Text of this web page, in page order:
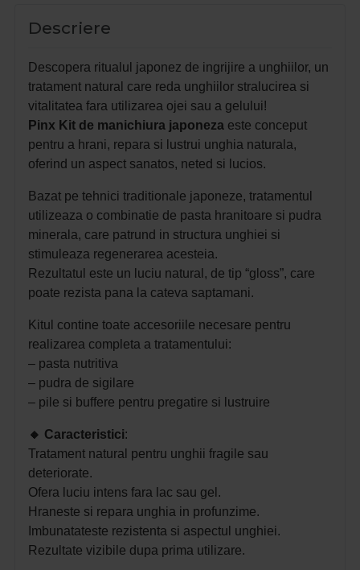
Descriere
Descopera ritualul japonez de ingrijire a unghiilor, un
tratament natural care reda unghiilor stralucirea si
vitalitatea fara utilizarea ojei sau a gelului!
Pinx Kit de manichiura japoneza este conceput
pentru a hrani, repara si lustrui unghia naturala,
oferind un aspect sanatos, neted si lucios.
Bazat pe tehnici traditionale japoneze, tratamentul
utilizeaza o combinatie de pasta hranitoare si pudra
minerala, care patrund in structura unghiei si
stimuleaza regenerarea acesteia.
Rezultatul este un luciu natural, de tip “gloss”, care
poate rezista pana la cateva saptamani.
Kitul contine toate accesoriile necesare pentru
realizarea completa a tratamentului:
– pasta nutritiva
– pudra de sigilare
– pile si buffere pentru pregatire si lustruire
🔸 Caracteristici:
Tratament natural pentru unghii fragile sau
deteriorate.
Ofera luciu intens fara lac sau gel.
Hraneste si repara unghia in profunzime.
Imbunatateste rezistenta si aspectul unghiei.
Rezultate vizibile dupa prima utilizare.